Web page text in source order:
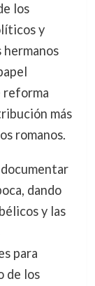
los
y
hermanos
reforma
más
romanos.
dando
y las
para
de los